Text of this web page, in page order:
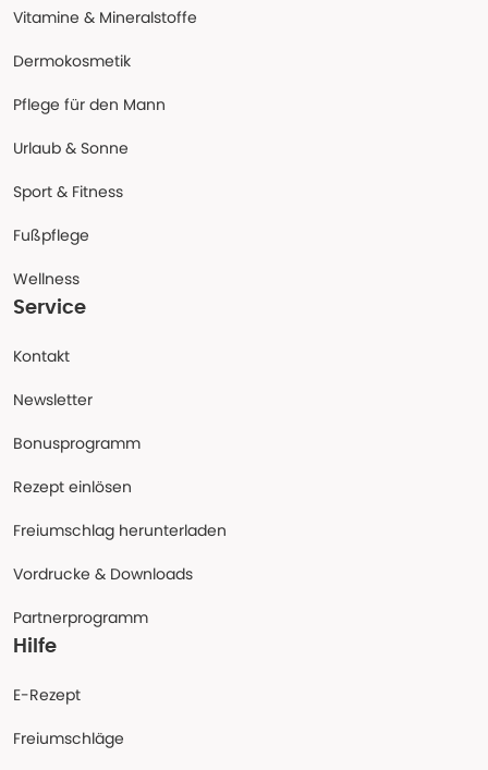
Vitamine & Mineralstoffe
Dermokosmetik
Pflege für den Mann
Urlaub & Sonne
Sport & Fitness
Fußpflege
Wellness
Service
Kontakt
Newsletter
Bonusprogramm
Rezept einlösen
Freiumschlag herunterladen
Vordrucke & Downloads
Partnerprogramm
Hilfe
E-Rezept
Freiumschläge